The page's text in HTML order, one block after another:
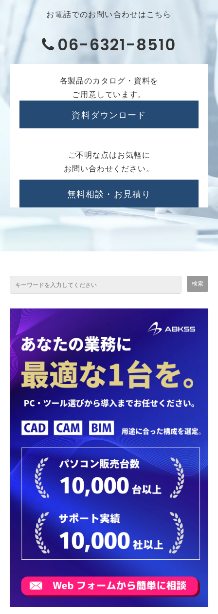
お電話でのお問い合わせはこちら
06-6321-8510
各製品のカタログ・資料を
ご用意しています。
資料ダウンロード
ご不明な点はお気軽に
お問い合わせください。
無料相談・お見積り